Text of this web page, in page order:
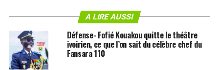
A LIRE AUSSI
Défense- Fofié Kouakou quitte le théâtre
ivoirien, ce que l’on sait du célèbre chef du
Fansara 110